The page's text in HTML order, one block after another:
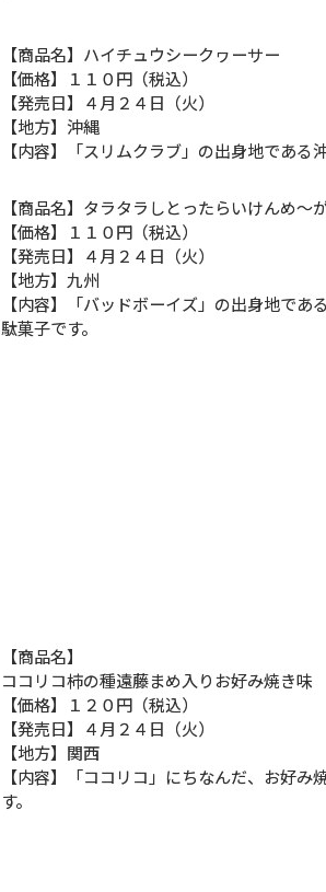
【商品名】ハイチュウシークヮーサー
【価格】１１０円（税込）
【発売日】４月２４日（火）
【地方】沖縄
【内容】「スリムクラブ」の出身地である
【商品名】タラタラしとったらいけんめ
【価格】１１０円（税込）
【発売日】４月２４日（火）
【地方】九州
【内容】「バッドボーイズ」の出身地で
駄菓子です。
【商品名】
ココリコ柿の種遠藤まめ入りお好み焼き味
【価格】１２０円（税込）
【発売日】４月２４日（火）
【地方】関西
【内容】「ココリコ」にちなんだ、お好
す。